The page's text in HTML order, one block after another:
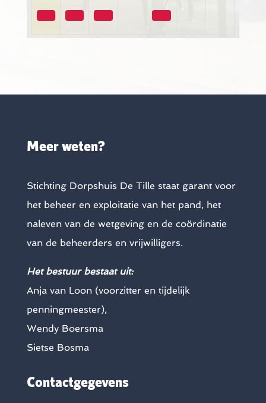
Meer weten?
Stichting Dorpshuis De Tille staat garant voor
het beheer en exploitatie van het pand, het
naleven van de wetgeving en de coördinatie
van de beheerders en vrijwilligers.
Het bestuur bestaat uit:
Anja van Loon (voorzitter en tijdelijk
penningmeester),
Wendy Boersma
Sietse Bosma
Contactgegevens